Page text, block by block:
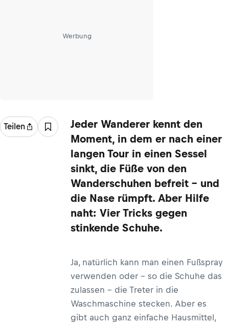
Werbung
Teilen
Jeder Wanderer kennt den
Moment, in dem er nach einer
langen Tour in einen Sessel
sinkt, die Füße von den
Wanderschuhen befreit – und
die Nase rümpft. Aber Hilfe
naht: Vier Tricks gegen
stinkende Schuhe.
Ja, natürlich kann man einen Fußspray
verwenden oder – so die Schuhe das
zulassen – die Treter in die
Waschmaschine stecken. Aber es
gibt auch ganz einfache Hausmittel,